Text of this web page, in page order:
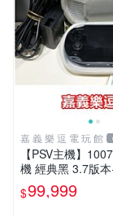
嘉 義 樂 逗 電 玩 館
【PSV主機】
機 經典黑 3.7版
貼+主機收納包【
古二手✪嘉義樂逗
$99,999